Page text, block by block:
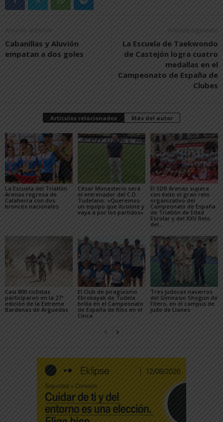
Artículo anterior
Cabanillas y Aluvión
empatan a dos goles
Artículo siguiente
La Escuela de Taekwondo
de Castejón logra cuatro
medallas en el
Campeonato de España de
Clubes
Artículos relacionados Más del autor
La Escuela del Triatlón
Arenas regresa de
Calahorra con dos
bronces nacionales
César Monasterio será
el entrenador del C.D.
Tudelano: «Queremos
un equipo que ilusione y
vaya a por los partidos»
El SDR Arenas supera
con éxito el gran reto
organizativo del
Campeonato de España
de Triatlón de Edad
Escolar y del XXV Reto
del...
Casi 800 ciclistas
participaron en la 27ª
edición de la Extreme
Bardenas de Arguedas
El Club de piragüismo
Ebrokayak de Tudela
brilla en el Campeonato
de España de Ríos en el
Cinca
Tres judocas navarros
del Gimnasio Shogun de
Fitero, en el campus de
judo de Llanes